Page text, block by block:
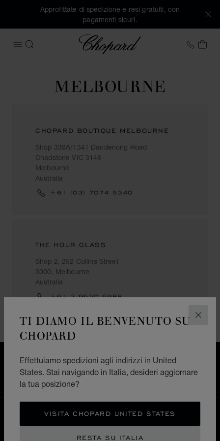
TI DIAMO IL BENVENUTO SU
CHOPARD
Effettuiamo spedizioni agli indirizzi in United
States. Stai navigando in Italia, desideri aggiornare
la tua posizione?
VISITA CHOPARD UNITED STATES
RESTA SU ITALIA
Approfittate di spedizione e resi gratuiti, con
pagamenti sicuri.
APRIRE IL MENU
CERCA
Chopard +39
IL
MELBOURNE
CHOPARD BOUTIQUE MELBOURNE
Shop 339A/1341 Dandenong Road
Chadstone VIC 3148
Melbourne
Australia
+61 (03) 7074 5340
THE HOUR GLASS
Shop 2, 252 Collins Street
3000, Melbourne
Australia
+61 3 9650 6988
CONSEGNA GRATUITA
PAGAMENTO SICURO
RESI E CAMBI
TROVA UNA BOUTIQUE TUTTI I NEGOZI